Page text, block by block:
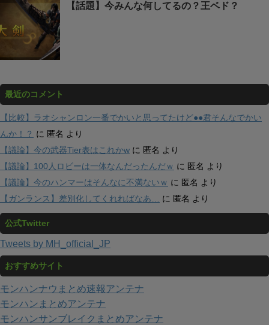
【話題】今みんな何してるの？王ベド？
最近のコメント
【比較】ラオシャンロン一番でかいと思ってたけど●●君そんなでかい
んか！？ に 匿名 より
【議論】今の武器Tier表はこれかw に 匿名 より
【議論】100人ロビーは一体なんだったんだｗ に 匿名 より
【議論】今のハンマーはそんなに不満ないｗ に 匿名 より
【ガンランス】差別化してくれればなあ…
に 匿名 より
公式Twitter
Tweets by MH_official_JP
おすすめサイト
モンハンナウまとめ速報アンテナ
モンハンまとめアンテナ
モンハンサンブレイクまとめアンテナ